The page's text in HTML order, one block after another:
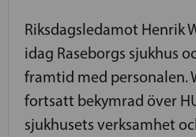
Riksdagsledamot Henrik
idag Raseborgs sjukhus
framtid med personalen.
fortsatt bekymrad över
sjukhusets verksamhet